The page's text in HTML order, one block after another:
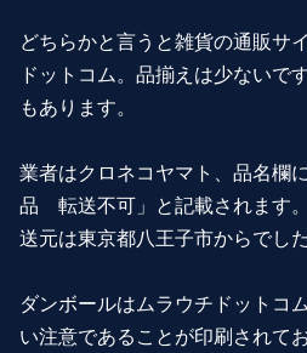
どちらかと言うと雑貨の通販サ
ドットコム。品揃えは少ないで
もあります。
業者はクロネコヤマト、品名欄
品 転送不可」と記載されます
送元は東京都八王子市からでした
ダンボールはムラウチドットコ
い注意であることが印刷されて